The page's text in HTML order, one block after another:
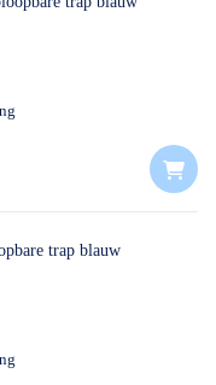
u altijdcontactmet ons
trap blauw